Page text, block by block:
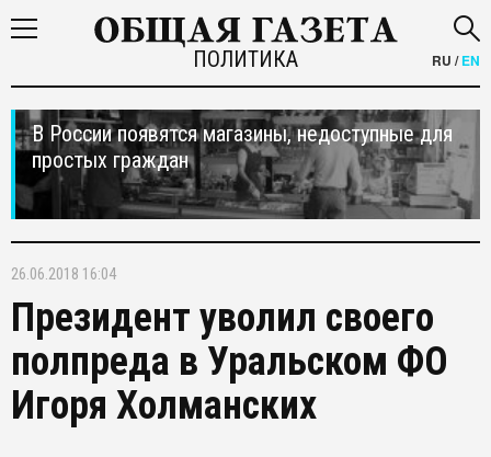
ПОЛИТИКА RU /EN
В России появятся магазины, недоступные для
простых граждан
26.06.2018 16:04
Президент уволил своего
полпреда в Уральском ФО
Игоря Холманских